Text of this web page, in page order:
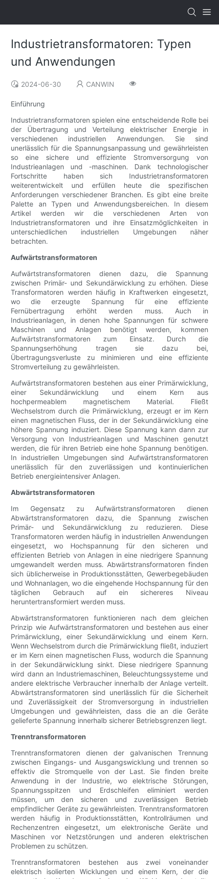
Industrietransformatoren: Typen
und Anwendungen
2024-06-30 CANWIN
Einführung
Industrietransformatoren spielen eine entscheidende Rolle bei
der Übertragung und Verteilung elektrischer Energie in
verschiedenen industriellen Anwendungen. Sie sind
unerlässlich für die Spannungsanpassung und gewährleisten
so eine sichere und effiziente Stromversorgung von
Industrieanlagen und -maschinen. Dank technologischer
Fortschritte haben sich Industrietransformatoren
weiterentwickelt und erfüllen heute die spezifischen
Anforderungen verschiedener Branchen. Es gibt eine breite
Palette an Typen und Anwendungsbereichen. In diesem
Artikel werden wir die verschiedenen Arten von
Industrietransformatoren und ihre Einsatzmöglichkeiten in
unterschiedlichen industriellen Umgebungen näher
betrachten.
Aufwärtstransformatoren
Aufwärtstransformatoren dienen dazu, die Spannung
zwischen Primär- und Sekundärwicklung zu erhöhen. Diese
Transformatoren werden häufig in Kraftwerken eingesetzt,
wo die erzeugte Spannung für eine effiziente
Fernübertragung erhöht werden muss. Auch in
Industrieanlagen, in denen hohe Spannungen für schwere
Maschinen und Anlagen benötigt werden, kommen
Aufwärtstransformatoren zum Einsatz. Durch die
Spannungserhöhung tragen sie dazu bei,
Übertragungsverluste zu minimieren und eine effiziente
Stromverteilung zu gewährleisten.
Aufwärtstransformatoren bestehen aus einer Primärwicklung,
einer Sekundärwicklung und einem Kern aus
hochpermeablem magnetischem Material. Fließt
Wechselstrom durch die Primärwicklung, erzeugt er im Kern
einen magnetischen Fluss, der in der Sekundärwicklung eine
höhere Spannung induziert. Diese Spannung kann dann zur
Versorgung von Industrieanlagen und Maschinen genutzt
werden, die für ihren Betrieb eine hohe Spannung benötigen.
In industriellen Umgebungen sind Aufwärtstransformatoren
unerlässlich für den zuverlässigen und kontinuierlichen
Betrieb energieintensiver Anlagen.
Abwärtstransformatoren
Im Gegensatz zu Aufwärtstransformatoren dienen
Abwärtstransformatoren dazu, die Spannung zwischen
Primär- und Sekundärwicklung zu reduzieren. Diese
Transformatoren werden häufig in industriellen Anwendungen
eingesetzt, wo Hochspannung für den sicheren und
effizienten Betrieb von Anlagen in eine niedrigere Spannung
umgewandelt werden muss. Abwärtstransformatoren finden
sich üblicherweise in Produktionsstätten, Gewerbegebäuden
und Wohnanlagen, wo die eingehende Hochspannung für den
täglichen Gebrauch auf ein sichereres Niveau
heruntertransformiert werden muss.
Abwärtstransformatoren funktionieren nach dem gleichen
Prinzip wie Aufwärtstransformatoren und bestehen aus einer
Primärwicklung, einer Sekundärwicklung und einem Kern.
Wenn Wechselstrom durch die Primärwicklung fließt, induziert
er im Kern einen magnetischen Fluss, wodurch die Spannung
in der Sekundärwicklung sinkt. Diese niedrigere Spannung
wird dann an Industriemaschinen, Beleuchtungssysteme und
andere elektrische Verbraucher innerhalb der Anlage verteilt.
Abwärtstransformatoren sind unerlässlich für die Sicherheit
und Zuverlässigkeit der Stromversorgung in industriellen
Umgebungen und gewährleisten, dass die an die Geräte
gelieferte Spannung innerhalb sicherer Betriebsgrenzen liegt.
Trenntransformatoren
Trenntransformatoren dienen der galvanischen Trennung
zwischen Eingangs- und Ausgangswicklung und trennen so
effektiv die Stromquelle von der Last. Sie finden breite
Anwendung in der Industrie, wo elektrische Störungen,
Spannungsspitzen und Erdschleifen eliminiert werden
müssen, um den sicheren und zuverlässigen Betrieb
empfindlicher Geräte zu gewährleisten. Trenntransformatoren
werden häufig in Produktionsstätten, Kontrollräumen und
Rechenzentren eingesetzt, um elektronische Geräte und
Maschinen vor Netzstörungen und anderen elektrischen
Problemen zu schützen.
Trenntransformatoren bestehen aus zwei voneinander
elektrisch isolierten Wicklungen und einem Kern, der die